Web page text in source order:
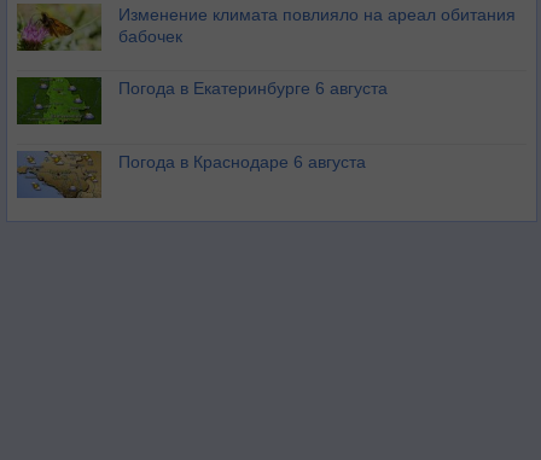
Изменение климата повлияло на ареал обитания
бабочек
Погода в Екатеринбурге 6 августа
Погода в Краснодаре 6 августа